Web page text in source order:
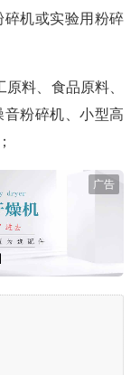
碎机或实验用粉碎
料、食品原料、
粉碎机、小型高
广告